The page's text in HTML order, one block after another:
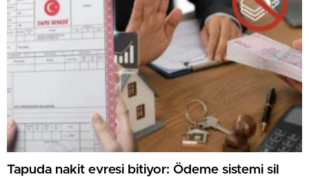
Tapuda nakit evresi bitiyor: Ödeme sistemi sil